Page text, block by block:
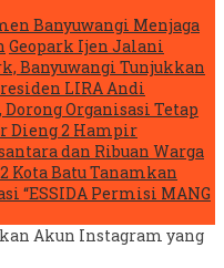
Banyuwangi Menjaga
Geopark Ijen Jalani
Banyuwangi Tunjukkan
LIRA Andi
Organisasi Tetap
Dieng 2 Hampir
dan Ribuan Warga
Kota Batu Tanamkan
“ESSIDA Permisi MANG
Akun Instagram yang